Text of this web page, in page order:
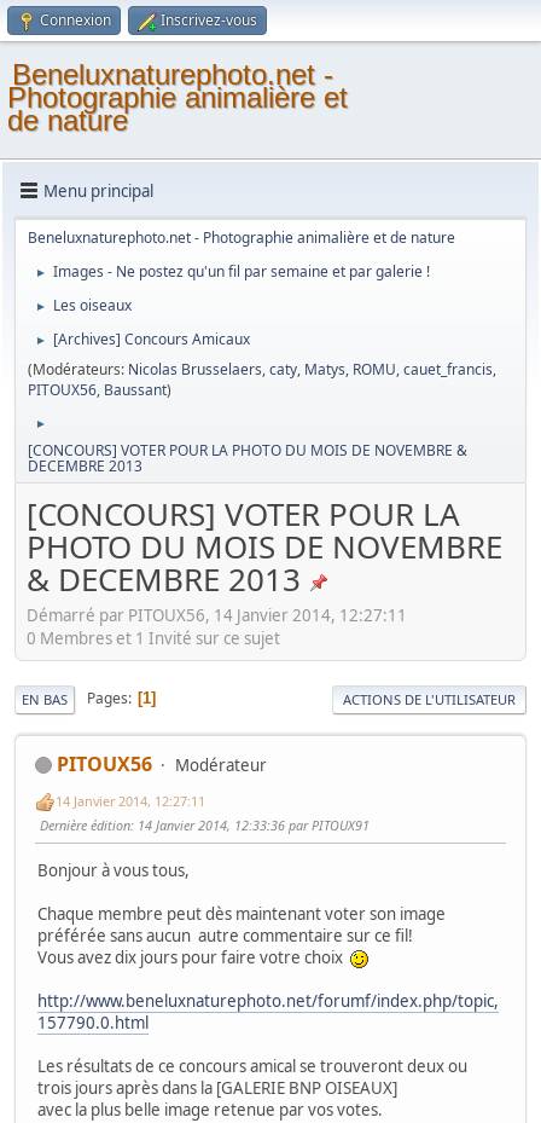
Connexion Inscrivez-vous
Beneluxnaturephoto.net -
Photographie animalière et
de nature
Menu principal
Beneluxnaturephoto.net - Photographie animalière et de nature
► Images - Ne postez qu'un fil par semaine et par galerie !
► Les oiseaux
►
[Archives] Concours Amicaux
(Modérateurs: Nicolas Brusselaers,caty, Matys, ROMU,cauet_francis,
PITOUX56, Baussant)
►
[CONCOURS] VOTER POUR LA PHOTO DU MOIS DE NOVEMBRE &
DECEMBRE 2013
[CONCOURS] VOTER POUR LA
PHOTO DU MOIS DE NOVEMBRE
& DECEMBRE 2013
Démarré par PITOUX56, 14 Janvier 2014, 12:27:11
0 Membres et 1 Invité sur ce sujet
EN BAS Pages 1 ACTIONS DE L'UTILISATEUR
PITOUX56 Modérateur
14 Janvier 2014, 12:27:11
Dernière édition: 14 Janvier 2014, 12:33:36 par PITOUX91
Bonjour à vous tous,
Chaque membre peut dès maintenant voter son image
préférée sans aucun autre commentaire sur ce fil!
Vous avez dix jours pour faire votre choix
http://www.beneluxnaturephoto.net/forumf/index.php/topic,
157790.0.html
Les résultats de ce concours amical se trouveront deux ou
trois jours après dans la [GALERIE BNP OISEAUX]
avec la plus belle image retenue par vos votes.